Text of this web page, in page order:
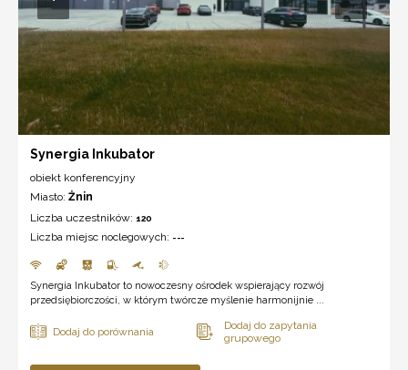
Synergia Inkubator
obiekt konferencyjny
Miasto: Żnin
Liczba uczestników: 120
Liczba miejsc noclegowych: ---
Synergia Inkubator to nowoczesny ośrodek wspierający rozwój
przedsiębiorczości, w którym twórcze myślenie harmonijnie ...